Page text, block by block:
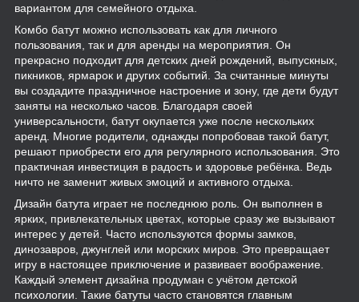
вариантом для семейного отдыха.
Комбо батут можно использовать как для личного
пользования, так и для аренды на мероприятия. Он
прекрасно подходит для детских дней рождений, выпускных,
пикников, ярмарок и других событий. За считанные минуты
вы создадите праздничное настроение и зону, где дети будут
заняты на несколько часов. Благодаря своей
универсальности, батут окупается уже после нескольких
аренд. Многие родители, однажды попробовав такой батут,
решают приобрести его для регулярного использования. Это
практичная инвестиция в радость и здоровье ребёнка. Ведь
ничто не заменит живых эмоций и активного отдыха.
Дизайн батута играет не последнюю роль. Он выполнен в
ярких, привлекательных цветах, которые сразу же вызывают
интерес у детей. Часто используются формы замков,
динозавров, джунглей или морских миров. Это превращает
игру в настоящее приключение и развивает воображение.
Каждый элемент дизайна продуман с учётом детской
психологии. Такие батуты часто становятся главным